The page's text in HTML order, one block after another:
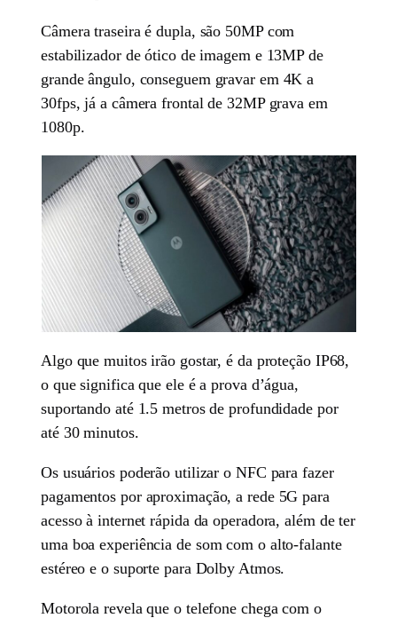
Câmera traseira é dupla, são 50MP com
estabilizador de ótico de imagem e 13MP de
grande ângulo, conseguem gravar em 4K a
30fps, já a câmera frontal de 32MP grava em
1080p.
Algo que muitos irão gostar, é da proteção IP68,
o que significa que ele é a prova d’água,
suportando até 1.5 metros de profundidade por
até 30 minutos.
Os usuários poderão utilizar o NFC para fazer
pagamentos por aproximação, a rede 5G para
acesso à internet rápida da operadora, além de ter
uma boa experiência de som com o alto-falante
estéreo e o suporte para Dolby Atmos.
Motorola revela que o telefone chega com o